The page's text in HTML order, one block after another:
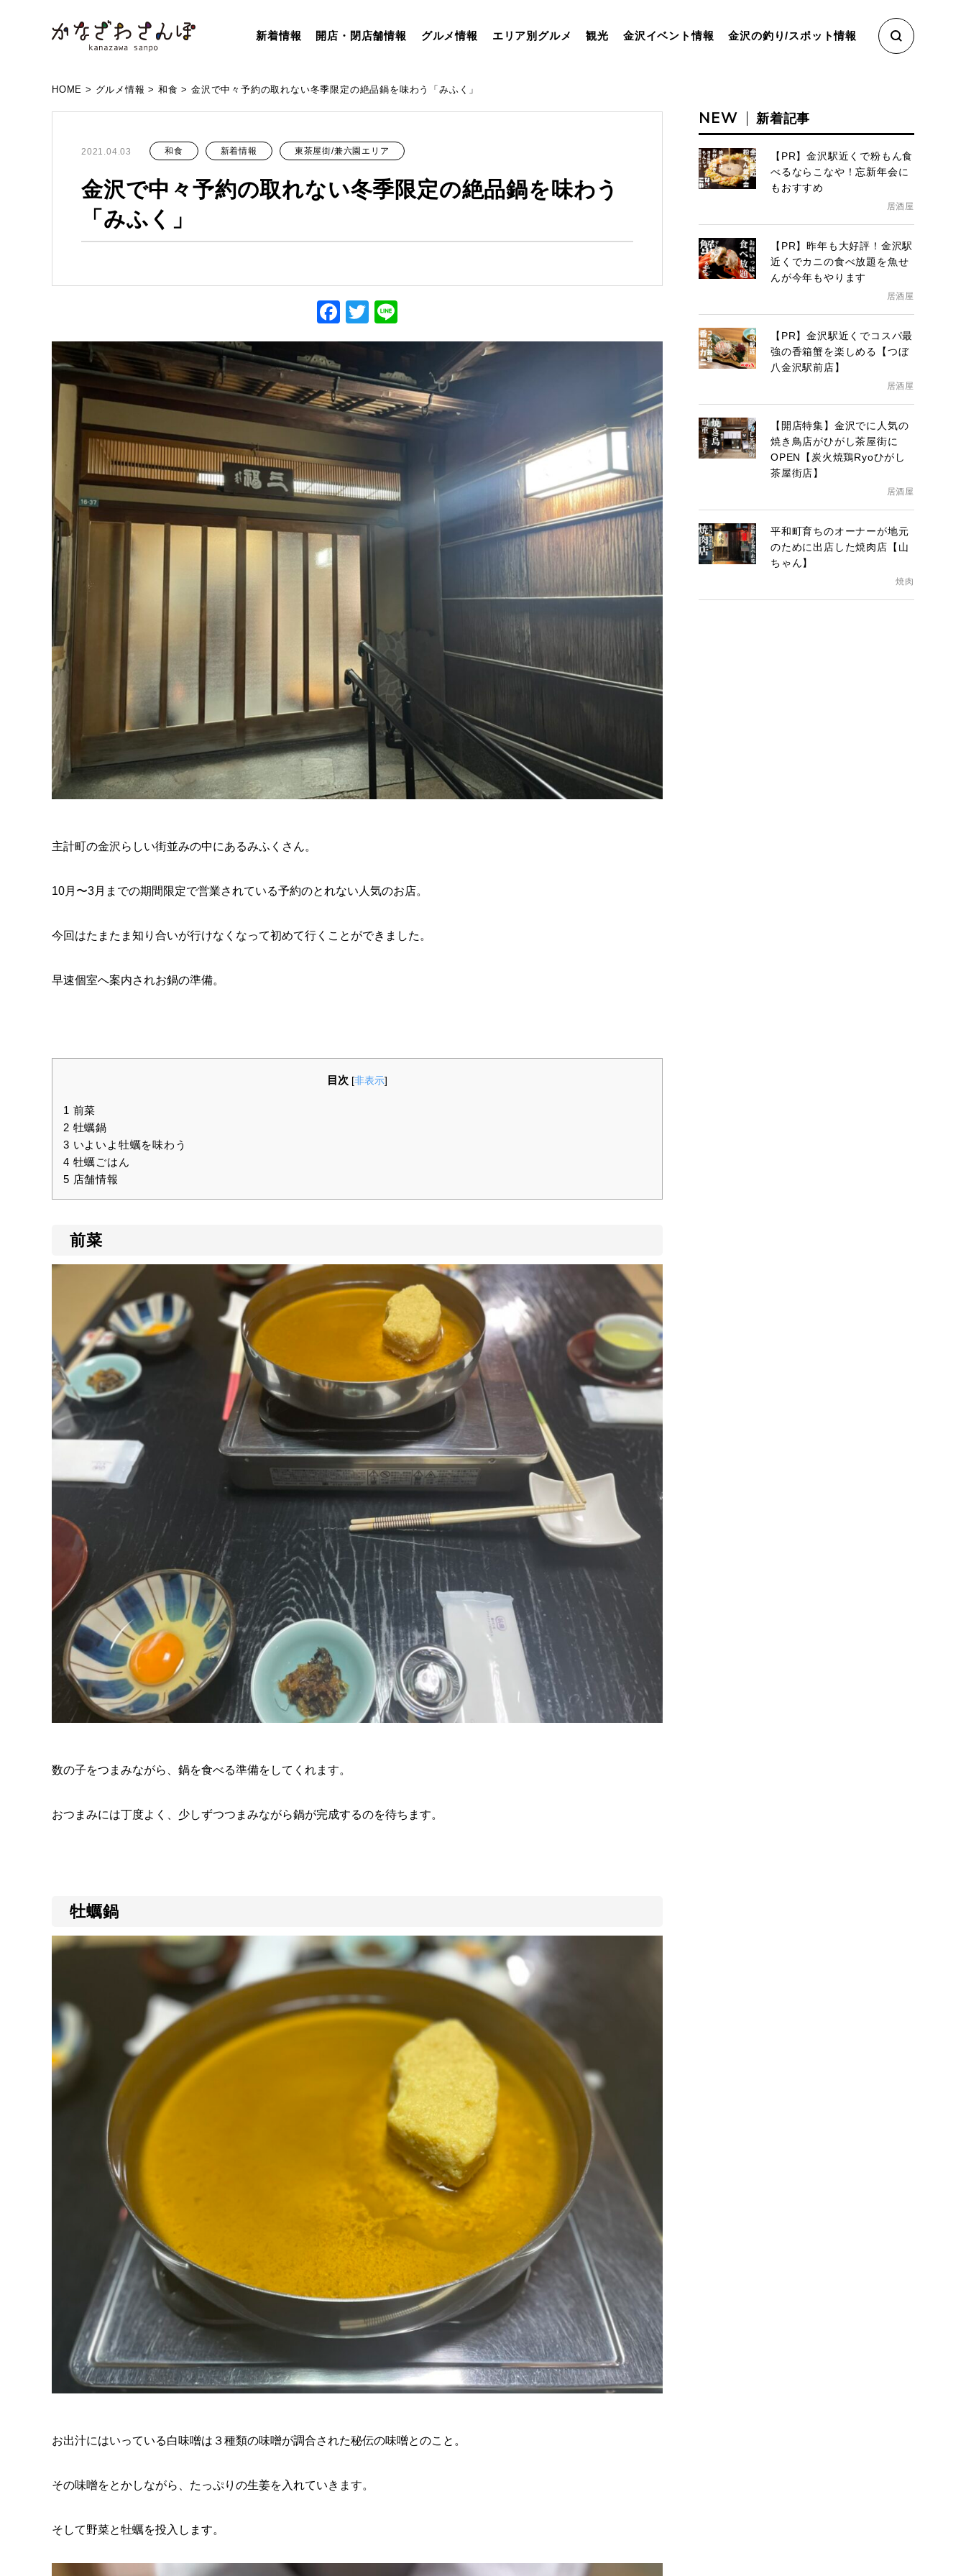
新着情報 開店・閉店舗情報 グルメ情報 エリア別グルメ 観光 金沢イベント情報 金沢の釣り/スポット情報
HOME > グルメ情報 >和食 >金沢で中々予約の取れない冬季限定の絶品鍋を味わう「みふく」
2021.04.03 和食 新着情報 東茶屋街/兼六園エリア
金沢で中々予約の取れない冬季限定の絶品鍋を味わう
「みふく」
Facebook
Twitter
主計町の金沢らしい街並みの中にあるみふくさん。
10月〜3月までの期間限定で営業されている予約のとれない人気のお店。
今回はたまたま知り合いが行けなくなって初めて行くことができました。
早速個室へ案内されお鍋の準備。
目次 [非表示]
1 前菜
2 牡蠣鍋
3 いよいよ牡蠣を味わう
4 牡蠣ごはん
5 店舗情報
前菜
数の子をつまみながら、鍋を食べる準備をしてくれます。
おつまみには丁度よく、少しずつつまみながら鍋が完成するのを待ちます。
牡蠣鍋
お出汁にはいっている白味噌は３種類の味噌が調合された秘伝の味噌とのこと。
その味噌をとかしながら、たっぷりの生姜を入れていきます。
そして野菜と牡蠣を投入します。
NEW 新着記事
【PR】金沢駅近くで粉もん食
べるならこなや！忘新年会に
もおすすめ
居酒屋
【PR】昨年も大好評！金沢駅
近くでカニの食べ放題を魚せ
んが今年もやります
居酒屋
【PR】金沢駅近くでコスパ最
強の香箱蟹を楽しめる【つぼ
八金沢駅前店】
居酒屋
【開店特集】金沢でに人気の
焼き鳥店がひがし茶屋街に
OPEN【炭火焼鶏Ryoひがし
茶屋街店】
居酒屋
平和町育ちのオーナーが地元
のために出店した焼肉店【山
ちゃん】
焼肉